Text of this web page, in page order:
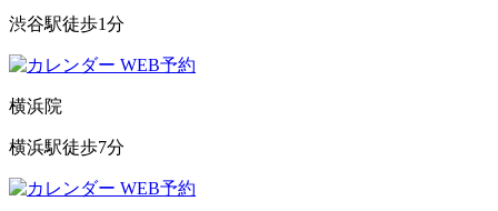
渋谷駅徒歩1分
WEB予約
横浜院
横浜駅徒歩7分
WEB予約